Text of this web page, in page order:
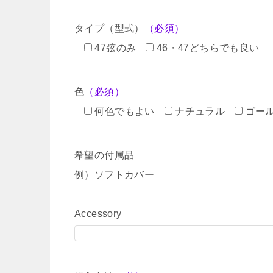
タイプ（型式）
（必須）
47弦のみ
46・47どちらでも良い
色 （必須）
何色でもよい
ナチュラル ゴー
希望の付属品
例）ソフトカバー
Accessory